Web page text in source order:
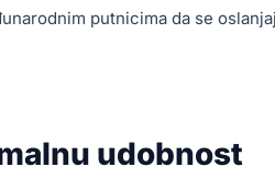
putnicima da se
udobnost